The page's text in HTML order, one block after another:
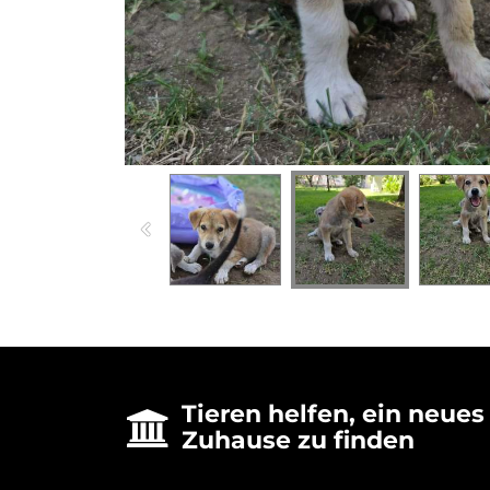
 Tieren helfen, ein neues
Zuhause zu finden